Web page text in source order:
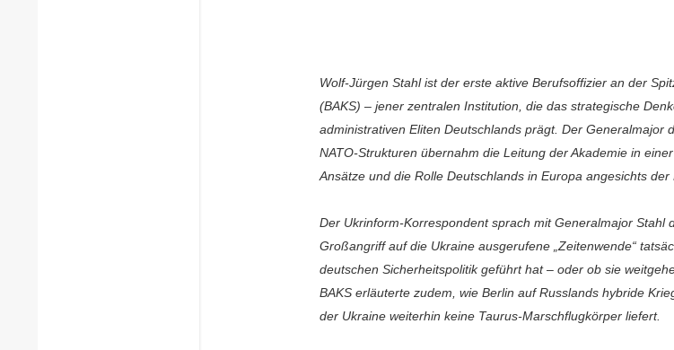
Wolf-Jürgen Stahl ist der erste aktive Berufsoffizier an der
(BAKS) – jener zentralen Institution, die das strategische
administrativen Eliten Deutschlands prägt. Der Generalmajor
NATO-Strukturen übernahm die Leitung der Akademie in
Ansätze und die Rolle Deutschlands in Europa angesichts
Der Ukrinform-Korrespondent sprach mit Generalmajor Stahl
Großangriff auf die Ukraine ausgerufene „Zeitenwende“
deutschen Sicherheitspolitik geführt hat – oder ob sie
BAKS erläuterte zudem, wie Berlin auf Russlands hybride
der Ukraine weiterhin keine Taurus-Marschflugkörper liefert.